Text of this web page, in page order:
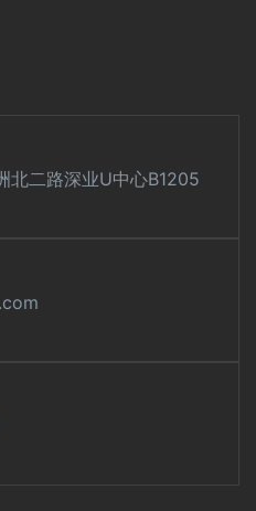
北二路深业U中心B1205